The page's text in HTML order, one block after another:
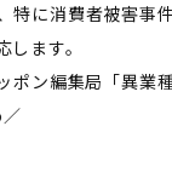
に消費者被害
ます。
ン編集局「異業種